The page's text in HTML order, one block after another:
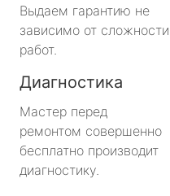
Выдаем гарантию не
зависимо от сложности
работ.
Диагностика
Мастер перед
ремонтом совершенно
бесплатно производит
диагностику.